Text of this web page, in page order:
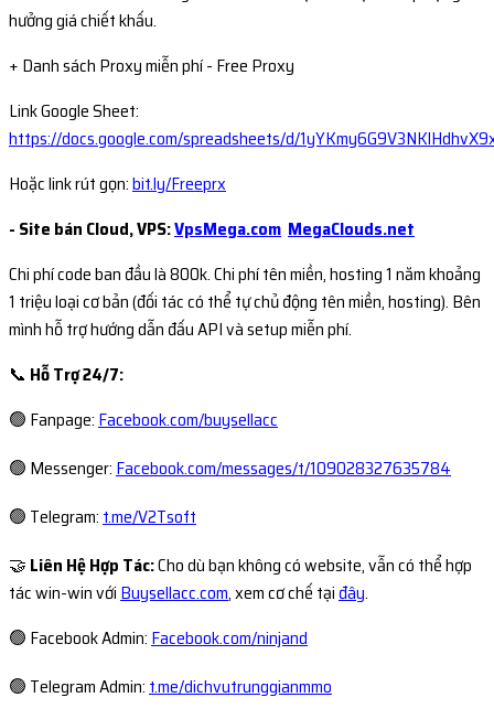
hưởng giá chiết khấu.
+ Danh sách Proxy miễn phí - Free Proxy
Link Google Sheet:
https://docs.google.com/spreadsheets/d/
Hoặc link rút gọn:bit.ly/Freeprx
- Site bán Cloud, VPS:VpsMega.com MegaClouds.net
Chi phí code ban đầu là 800k. Chi phí tên miền, hosting 1 năm khoảng
1 triệu loại cơ bản (đối tác có thể tự chủ động tên miền, hosting). Bên
mình hỗ trợ hướng dẫn đấu API và setup miễn phí.
📞 Hỗ Trợ 24/7:
🟢 Fanpage: Facebook.com/buysellacc
🟢 Messenger: Facebook.com/messages/t/109028327635784
🟢 Telegram: t.me/V2Tsoft
🤝 Liên Hệ Hợp Tác:Cho dù bạn không có website, vẫn có thể hợp
tác win-win với Buysellacc.com, xem cơ chế tạiđây.
🟢 Facebook Admin: Facebook.com/ninjand
🟢 Telegram Admin: t.me/dichvutrunggianmmo